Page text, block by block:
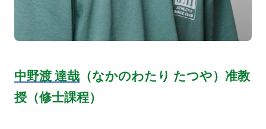
中野渡 達哉 （なかのわたり たつや）准教
授（修士課程）